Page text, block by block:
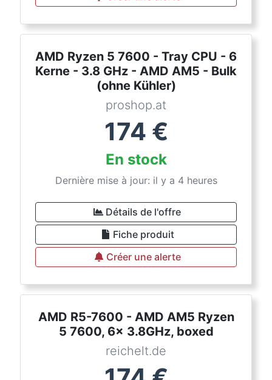
AMD Ryzen 5 7600 - Tray CPU - 6
Kerne - 3.8 GHz - AMD AM5 - Bulk
(ohne Kühler)
proshop.at
174 €
En stock
Dernière mise à jour: il y a 4 heures
Détails de l'offre
Fiche produit
Créer une alerte
AMD R5-7600 - AMD AM5 Ryzen
5 7600, 6x 3.8GHz, boxed
reichelt.de